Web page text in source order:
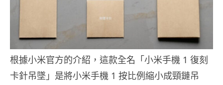
根據小米官方的介紹，這款全名「小米手機 1 復刻
卡針吊墜」是將小米手機 1 按比例縮小成頸鏈吊